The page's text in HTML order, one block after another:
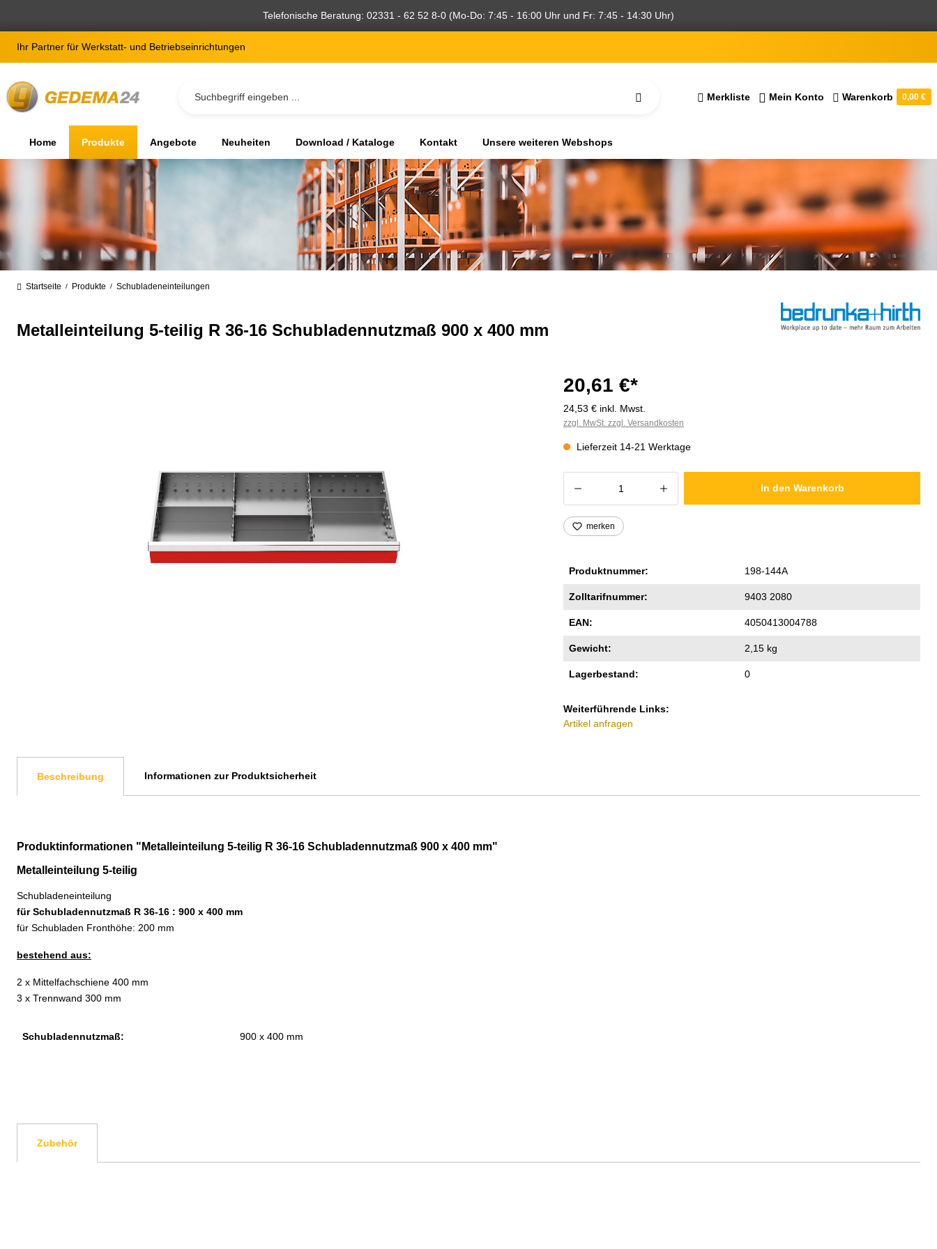
Telefonische Beratung: 02331 - 62 52 8-0 (Mo-Do: 7:45 - 16:00 Uhr und Fr: 7:45 - 14:30 Uhr)
Ihr Partner für Werkstatt- und Betriebseinrichtungen
Merkliste Mein Konto Warenkorb 0,00 €
Home Produkte Angebote Neuheiten Download / Kataloge Kontakt Unsere weiteren Webshops
Startseite / Produkte / Schubladeneinteilungen
Metalleinteilung 5-teilig R 36-16 Schubladennutzmaß 900 x 400 mm
20,61 €*
24,53 € inkl. Mwst.
zzgl. MwSt. zzgl. Versandkosten
Lieferzeit 14-21 Werktage
Produkt Anzahl: Gib den gewünschten Wert
In den Warenkorb
merken
Produktnummer: 198-144A
Zolltarifnummer: 9403 2080
EAN: 4050413004788
Gewicht: 2,15 kg
Lagerbestand: 0
Weiterführende Links:
Artikel anfragen
Beschreibung Informationen zur Produktsicherheit
Produktinformationen "Metalleinteilung 5-teilig R 36-16 Schubladennutzmaß 900 x 400 mm"
Metalleinteilung 5-teilig
Schubladeneinteilung
für Schubladennutzmaß R 36-16 : 900 x 400 mm
für Schubladen Fronthöhe: 200 mm
bestehend aus:
2 x Mittelfachschiene 400 mm
3 x Trennwand 300 mm
Schubladennutzmaß: 900 x 400 mm
Zubehör